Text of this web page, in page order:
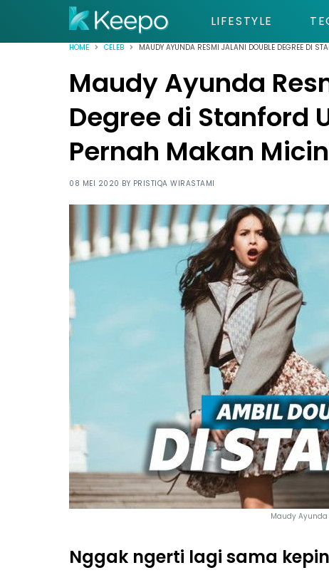
LIFESTYLE
HOME CELEB MAUDY AYUNDA RESMI JALANI DOUBLE DEGREE DI
Maudy Ayunda
Degree di Stanford
Pernah Makan
08 MEI 2020 BY PRISTIQA WIRASTAMI
Maudy
Nggak ngerti lagi sama